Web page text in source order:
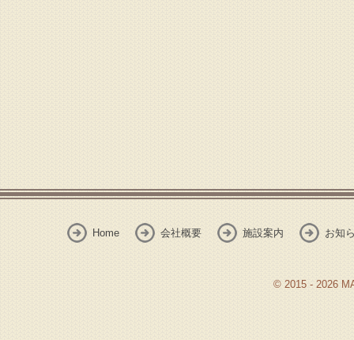
Home 会社概要 施設案内 お知
© 2015 - 2026